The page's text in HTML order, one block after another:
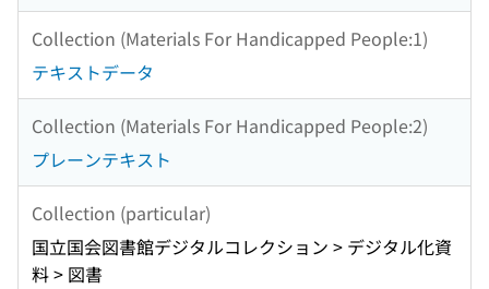
Collection (Materials For Handicapped People:1)
テキストデータ
Collection (Materials For Handicapped People:2)
プレーンテキスト
Collection (particular)
国立国会図書館デジタルコレクション > デジタル化資
料 > 図書